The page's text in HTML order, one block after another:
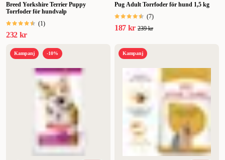
Breed Yorkshire Terrier Puppy
Torrfoder för hundvalp
(1)
232 kr
Pug Adult Torrfoder för hund 1,5 kg
(7)
187 kr 239 kr
Kampanj -10% Kampanj